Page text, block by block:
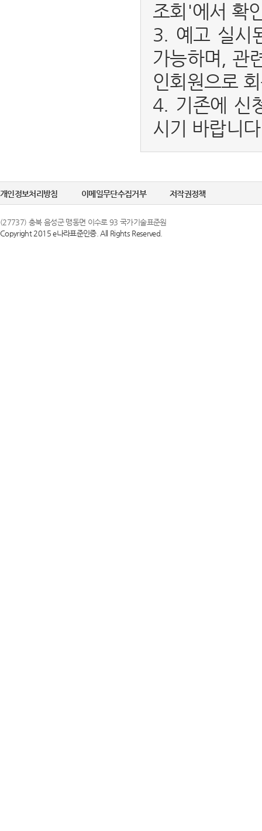
조회'에서 확
3. 예고 실시
가능하며, 관
인회원으로
4. 기존에 신
시기 바랍니
개인정보처리방침 이메일무단수집거부 저작권정책
(27737) 충북 음성군 맹동면 이수로 93 국가기술표준원
Copyright 2015 e나라표준인증. All Rights Reserved.